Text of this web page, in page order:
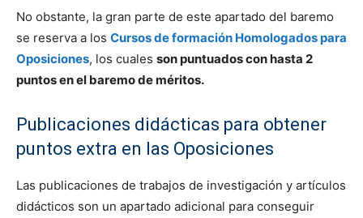
No obstante, la gran parte de este apartado del baremo
se reserva a los Cursos de formación Homologados para
Oposiciones, los cuales son puntuados con hasta 2
puntos en el baremo de méritos.
Publicaciones didácticas para obtener
puntos extra en las Oposiciones
Las publicaciones de trabajos de investigación y artículos
didácticos son un apartado adicional para conseguir